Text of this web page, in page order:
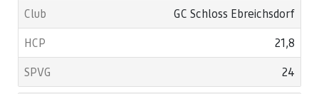
GC Schloss Ebreichsdorf
21,8
24